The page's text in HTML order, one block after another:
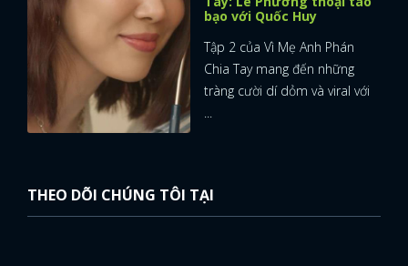
bạo với Quốc Huy
Tập 2 của Vì Mẹ Anh Phán
Chia Tay mang đến những
tràng cười dí dỏm và viral với
...
THEO DÕI CHÚNG TÔI TẠI